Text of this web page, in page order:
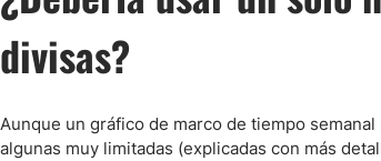
divisas?
Aunque un gráfico de marco de tiempo
algunas muy limitadas (explicadas con más